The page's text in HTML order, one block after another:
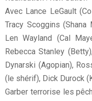
Avec Lance LeGault
Tracy Scoggins (Shana
Len Wayland (Cal
Rebecca Stanley
Dynarski (Agopian),
(le shérif), Dick Durock
Garber terrorise les